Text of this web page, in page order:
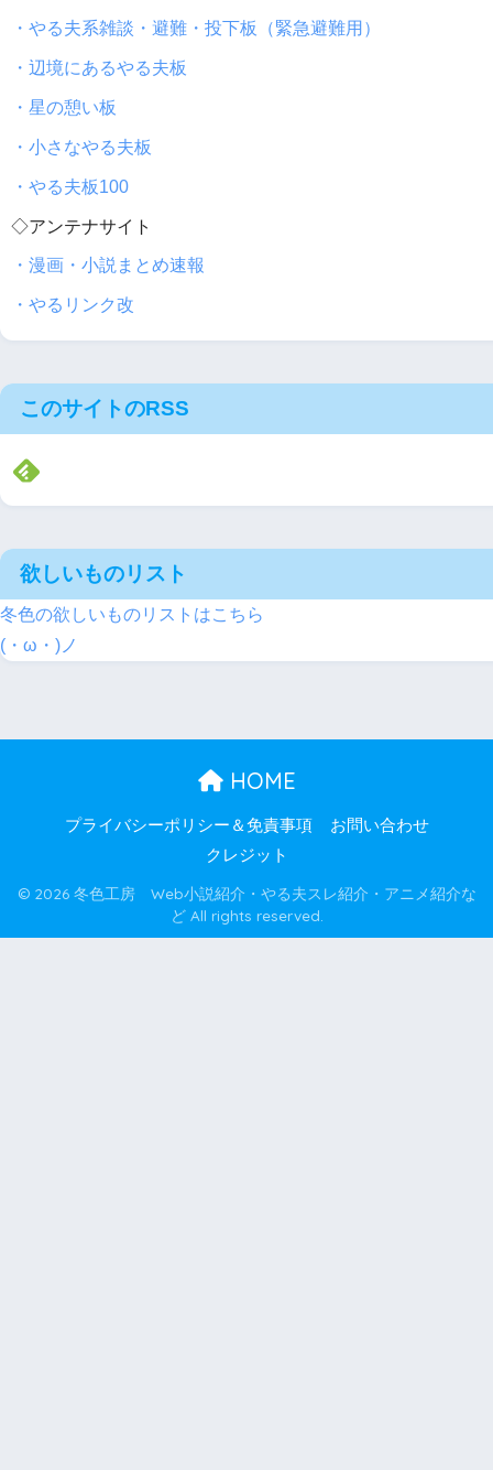
・やる夫系雑談・避難・投下板（緊急避難用）
・辺境にあるやる夫板
・星の憩い板
・小さなやる夫板
・やる夫板100
◇アンテナサイト
・漫画・小説まとめ速報
・やるリンク改
このサイトのRSS
欲しいものリスト
冬色の欲しいものリストはこちら
(・ω・)ノ
HOME
プライバシーポリシー＆免責事項
お問い合わせ
クレジット
© 2026 冬色工房 Web小説紹介・やる夫スレ紹介・アニメ紹介な
ど All rights reserved.